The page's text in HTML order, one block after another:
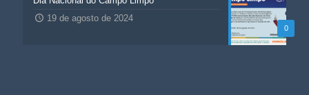
0
19 de agosto de 2024